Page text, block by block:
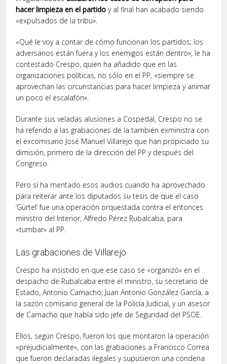
hacer limpieza en el partidoy al final han acabado siendo
«expulsados de la tribu».
«Qué le voy a contar de cómo funcionan los partidos; los
adversarios están fuera y los enemigos están dentro», le ha
contestado Crespo, quien ha añadido que en las
organizaciones políticas, no sólo en el PP, «siempre se
aprovechan las circunstancias para hacer limpieza y animar
un poco el escalafón».
Durante sus veladas alusiones a Cospedal, Crespo no se
ha referido a las grabaciones de la también exministra con
el excomisario José Manuel Villarejo que han propiciado su
dimisión, primero de la dirección del PP y después del
Congreso.
Pero sí ha mentado esos audios cuando ha aprovechado
para reiterar ante los diputados su tesis de que el caso
‘Gürtel’ fue una operación orquestada contra el entonces
ministro del Interior, Alfredo Pérez Rubalcaba, para
«tumbar» al PP.
Las grabaciones de Villarejo
Crespo ha insistido en que ese caso se «organizó» en el
despacho de Rubalcaba entre el ministro, su secretario de
Estado, Antonio Camacho; Juan Antonio González García, a
la sazón comisario general de la Policía Judicial, y un asesor
de Camacho que había sido jefe de Seguridad del PSOE.
Ellos, según Crespo, fueron los que montaron la operación
«prejudicialmente», con las grabaciones a Francisco Correa
que fueron declaradas ilegales y supusieron una condena